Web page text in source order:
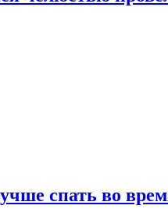
спать во